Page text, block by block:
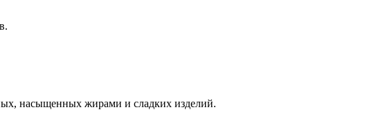
насыщенных жирами и сладких изделий.